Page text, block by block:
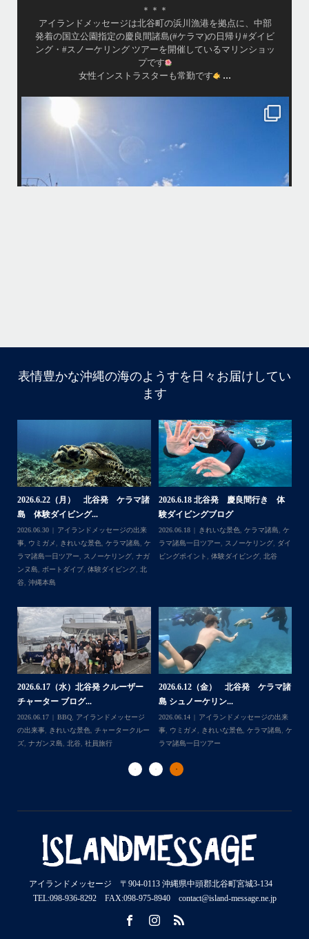
緒させて頂いてます
•
渡嘉敷島の方も夏には珍しい北風つづきのおかげでビーチ
が穏やか
...
island.message
・
最近は、連日クルーザーチャーターのご利用が続いていて梅雨明け後の
パーフェクトな海でバナナボートに船上BBQ、シュノーケリングとお楽
しみ頂いております
何ヶ月も前からやり取りさせて頂き温めていたご予約でしたので、お天
はいさい
アイランドメッセージです
最近は、連日クルーザーチャーターのご利用が続いていて
梅雨明け後のパーフェクトな海でバナナボートに船上
BBQ、シュノーケリングとお楽しみ頂いております
・
・
何ヶ月も前からやり取りさせて頂き温めていたご予約でし
たので、お天気とコンディションに恵まれて、皆さん大満
足な一日を過ごして頂けて本当によかったです
また来年も社員旅行で沖縄へいらっしゃる際は是非ご利用
くださいね！！
...
表情豊かな沖縄の海のようすを日々お届けしてい
ます
【台風13号によるツアー中止のお知
らせ】
2026.08.06
アイランドメッセージの出来
事, 台風
2026.8.2（火） 北谷発 ケラマ諸
島 体験ダイビング&...
2026.08.03
アイランドメッセージの出来
事,きれいな景色,ケラマ諸島, ケラマ諸島
一日ツアー ,スノーケリング,ナガンヌ島
2026.7.28（火） 北谷発 ケラマ諸
島 体験ダイビング...
2026.07.30
アイランドメッセージの出来
事,ウミウシ ,きれいな景色, ケラマ諸島,ケ
ラマ諸島一日ツアー,スノーケリング, 体験
ダイビング,北谷
2026.7.23 北谷発 慶良間行き 体
験ダイビング＆シュ...
ケラマ諸島
アイランドメッセージ 〒904-0113 沖縄県中頭郡北谷町宮城3-134
TEL:098-936-8292 FAX:098-975-8940 contact@island-message.ne.jp